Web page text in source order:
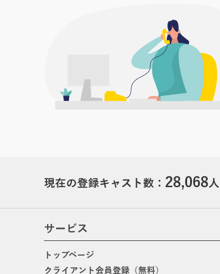
現在の登録キャスト数： 28,068人
サービス
トップページ
クライアント会員登録（無料）